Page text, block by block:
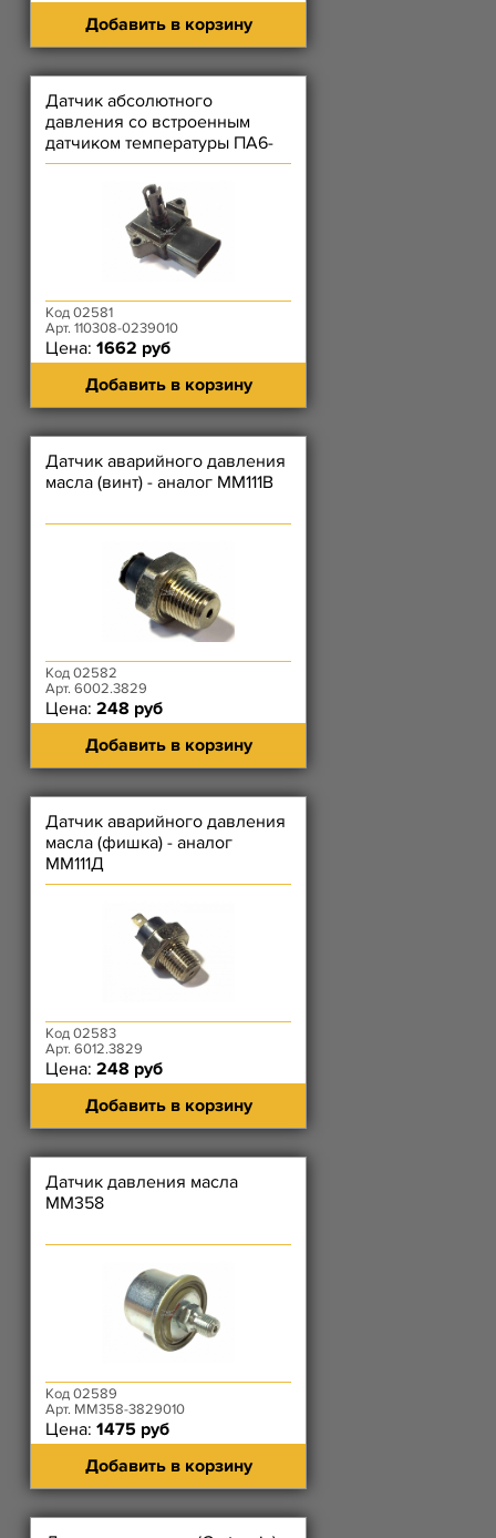
Добавить в корзину
Датчик абсолютного
давления со встроенным
датчиком температуры ПА6-
210-КС (Элкар)
Код 02581
Арт. 110308-0239010
Цена: 1662 руб
Добавить в корзину
Датчик аварийного давления
масла (винт) - аналог ММ111В
Код 02582
Арт. 6002.3829
Цена: 248 руб
Добавить в корзину
Датчик аварийного давления
масла (фишка) - аналог
ММ111Д
Код 02583
Арт. 6012.3829
Цена: 248 руб
Добавить в корзину
Датчик давления масла
ММ358
Код 02589
Арт. ММ358-3829010
Цена: 1475 руб
Добавить в корзину